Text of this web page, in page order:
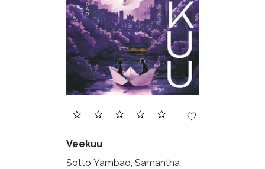
Veekuu
Sotto Yambao, Samantha